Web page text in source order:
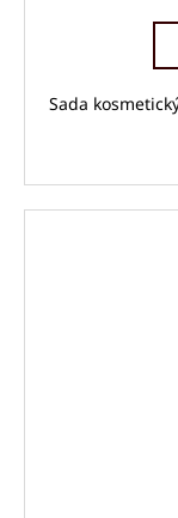
Sada